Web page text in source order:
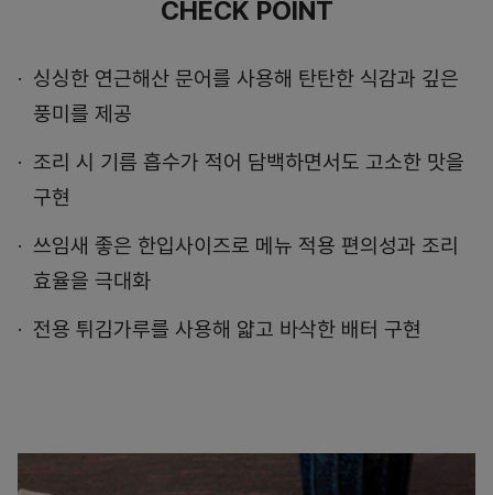
CHECK POINT
싱싱한 연근해산 문어를 사용해 탄탄한 식감과 깊은
풍미를 제공
조리 시 기름 흡수가 적어 담백하면서도 고소한 맛을
구현
쓰임새 좋은 한입사이즈로 메뉴 적용 편의성과 조리
효율을 극대화
전용 튀김가루를 사용해 얇고 바삭한 배터 구현